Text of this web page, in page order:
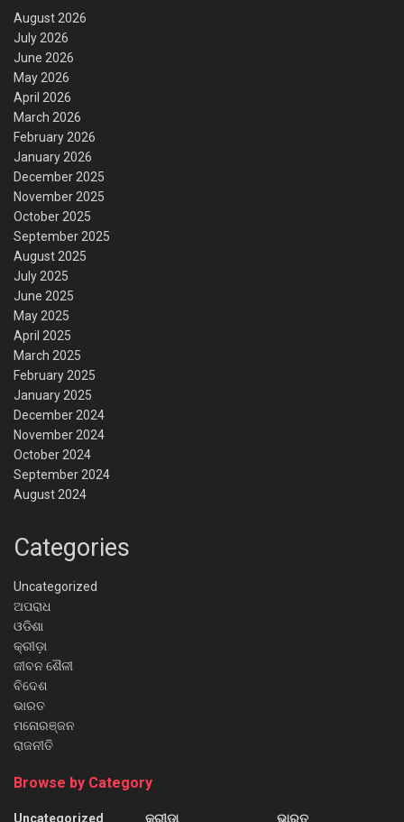
August 2026
July 2026
June 2026
May 2026
April 2026
March 2026
February 2026
January 2026
December 2025
November 2025
October 2025
September 2025
August 2025
July 2025
June 2025
May 2025
April 2025
March 2025
February 2025
January 2025
December 2024
November 2024
October 2024
September 2024
August 2024
Categories
Uncategorized
ଅପରାଧ
ଓଡିଶା
କ୍ରୀଡ଼ା
ଜୀବନ ଶୈଳୀ
ବିଦେଶ
ଭାରତ
ମନୋରଞ୍ଜନ
ରାଜନୀତି
Browse by Category
Uncategorized କ୍ରୀଡ଼ା ଭାରତ